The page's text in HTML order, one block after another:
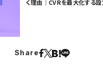
く理由｜CVRを最大化する
Share